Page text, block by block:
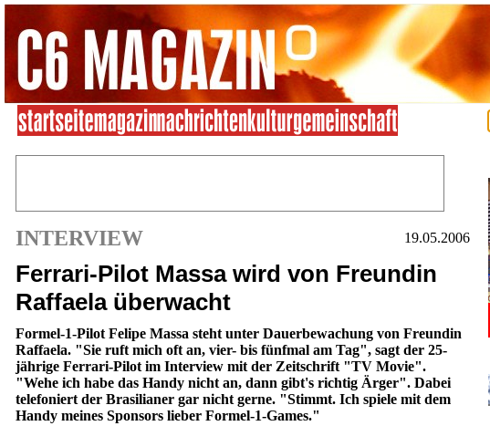
INTERVIEW 19.05.2006
Ferrari-Pilot Massa wird von Freundin
Raffaela überwacht
Formel-1-Pilot Felipe Massa steht unter Dauerbewachung von Freundin
Raffaela. "Sie ruft mich oft an, vier- bis fünfmal am Tag", sagt der 25-
jährige Ferrari-Pilot im Interview mit der Zeitschrift "TV Movie".
"Wehe ich habe das Handy nicht an, dann gibt's richtig Ärger". Dabei
telefoniert der Brasilianer gar nicht gerne. "Stimmt. Ich spiele mit dem
Handy meines Sponsors lieber Formel-1-Games."